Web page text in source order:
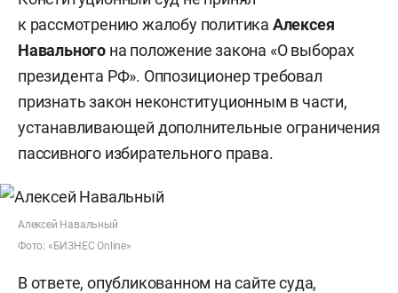
к рассмотрению жалобу политика Алексея
Навального на положение закона «О выборах
президента РФ». Оппозиционер требовал
признать закон неконституционным в части,
устанавливающей дополнительные ограничения
пассивного избирательного права.
Алексей Навальный
Фото: «БИЗНЕС Online»
Вответе, опубликованном на сайте суда,